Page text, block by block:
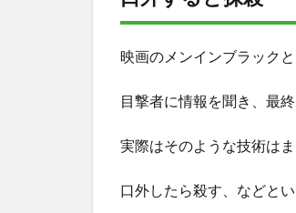
映画のメンインブラック
目撃者に情報を聞き、最
実際はそのような技術は
口外したら殺す、などと